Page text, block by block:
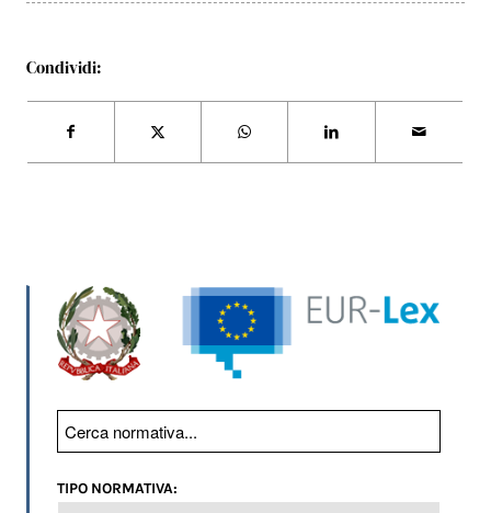
Condividi:
TIPO NORMATIVA: